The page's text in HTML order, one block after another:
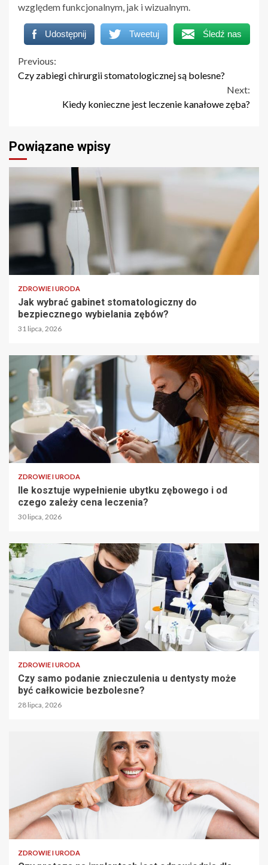
względem funkcjonalnym, jak i wizualnym.
Udostępnij Tweetuj Śledź nas
Continue
Reading
Previous:
Czy zabiegi chirurgii stomatologicznej są bolesne?
Next:
Kiedy konieczne jest leczenie kanałowe zęba?
Powiązane wpisy
ZDROWIE I URODA
Jak wybrać gabinet stomatologiczny do
bezpiecznego wybielania zębów?
31 lipca, 2026
ZDROWIE I URODA
Ile kosztuje wypełnienie ubytku zębowego i od
czego zależy cena leczenia?
30 lipca, 2026
ZDROWIE I URODA
Czy samo podanie znieczulenia u dentysty może
być całkowicie bezbolesne?
28 lipca, 2026
ZDROWIE I URODA